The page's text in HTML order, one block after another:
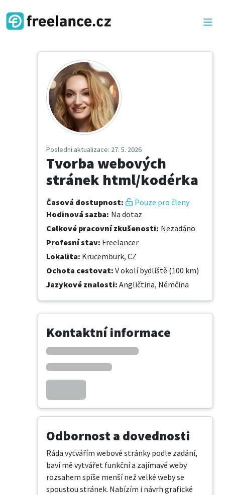
Poslední aktualizace: 27. 5. 2026
Tvorba webových
stránek html/kodérka
Časová dostupnost:
Pouze pro členy
Hodinová sazba: Na dotaz
Celkové pracovní zkušenosti: Nezadáno
Profesní stav: Freelancer
Lokalita: Krucemburk, CZ
Ochota cestovat: V okolí bydliště (100 km)
Jazykové znalosti: Angličtina, Němčina
Kontaktní informace
Odbornost a dovednosti
Ráda vytvářím webové stránky podle zadání,
baví mě vytvářet funkční a zajímavé weby
rozsahem spíše menší než velké weby se
spoustou stránek. Nabízím i návrh grafické